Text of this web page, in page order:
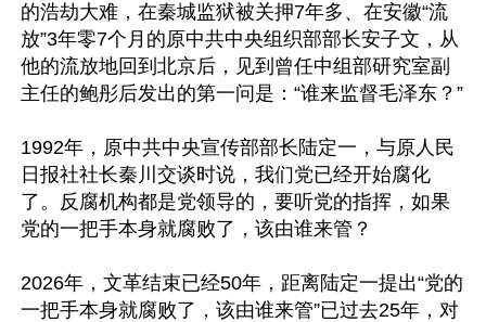
的浩劫大难，在秦城监狱被关押7年多、在安徽“流
放”3年零7个月的原中共中央组织部部长安子文，从
他的流放地回到北京后，见到曾任中组部研究室副
主任的鲍彤后发出的第一问是：“谁来监督毛泽东？”
1992年，原中共中央宣传部部长陆定一，与原人民
日报社社长秦川交谈时说，我们党已经开始腐化
了。反腐机构都是党领导的，要听党的指挥，如果
党的一把手本身就腐败了，该由谁来管？
2026年，文革结束已经50年，距离陆定一提出“党的
一把手本身就腐败了，该由谁来管”已过去25年，对